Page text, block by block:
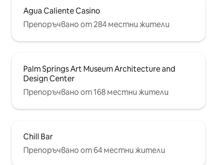
Agua Caliente Casino
Препоръчвано от 284 местни жители
Palm Springs Art Museum Architecture and
Design Center
Препоръчвано от 168 местни жители
Chill Bar
Препоръчвано от 64 местни жители